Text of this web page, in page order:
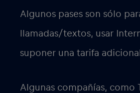
Algunos pases son sólo
llamadas/textos, usar
suponer una tarifa
Algunas compañías, como